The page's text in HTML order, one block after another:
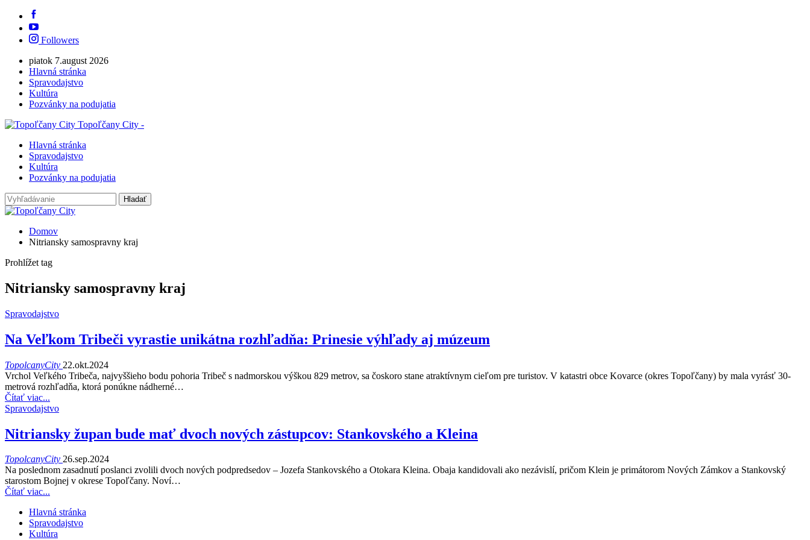
Followers
piatok 7.august 2026
Hlavná stránka
Spravodajstvo
Kultúra
Pozvánky na podujatia
Topoľčany City -
Hlavná stránka
Spravodajstvo
Kultúra
Pozvánky na podujatia
Domov
Nitriansky samospravny kraj
Prohlížet tag
Nitriansky samospravny kraj
Spravodajstvo
Na Veľkom Tribeči vyrastie unikátna rozhľadňa: Prinesie výhľady aj múzeum
TopolcanyCity 22.okt.2024
Vrchol Veľkého Tribeča, najvyššieho bodu pohoria Tribeč s nadmorskou výškou 829 metrov, sa čoskoro stane atraktívnym cieľom pre turistov. V katastri obce Kovarce (okres Topoľčany) by mala vyrásť 30-
metrová rozhľadňa, ktorá ponúkne nádherné…
Čítať viac...
Spravodajstvo
Nitriansky župan bude mať dvoch nových zástupcov: Stankovského a Kleina
TopolcanyCity 26.sep.2024
Na poslednom zasadnutí poslanci zvolili dvoch nových podpredsedov – Jozefa Stankovského a Otokara Kleina. Obaja kandidovali ako nezávislí, pričom Klein je primátorom Nových Zámkov a Stankovský
starostom Bojnej v okrese Topoľčany. Noví…
Čítať viac...
Hlavná stránka
Spravodajstvo
Kultúra